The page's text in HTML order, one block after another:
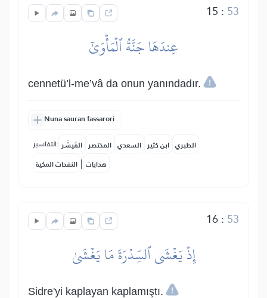
15 : 53
عِندَهَا جَنَّةُ ٱلۡمَأۡوَىٰٓ
cennetü’l-me’vâ da onun yanındadır.
Nuna sauran fassarori
التفاسير: المُيسَّر المختصر السعدي ابن كثير الطبري
النفحات المكية | هدايات
16: 53
إِذۡ يَغۡشَى ٱلسِّدۡرَةَ مَا يَغۡشَىٰ
Sidre'yi kaplayan kaplamıştı.